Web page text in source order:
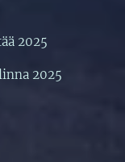
2025
2025